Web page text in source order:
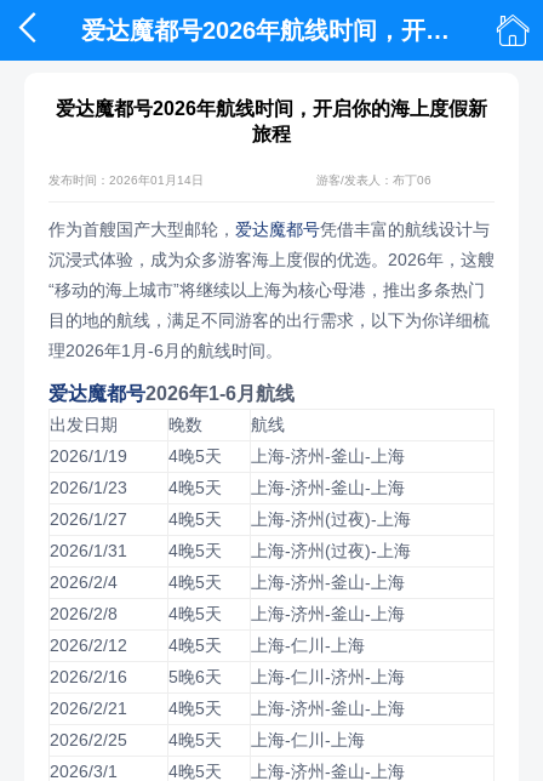
 爱达魔都号2026年航线时间，开启你的海上度假新旅程 
爱达魔都号2026年航线时间，开启你的海上度假新
旅程
发布时间：2026年01月14日 游客/发表人：布丁06
作为首艘国产大型邮轮， 爱达魔都号凭借丰富的航线设计与
沉浸式体验，成为众多游客海上度假的优选。2026年，这艘
“移动的海上城市”将继续以上海为核心母港，推出多条热门
目的地的航线，满足不同游客的出行需求，以下为你详细梳
理2026年1月-6月的航线时间。
爱达魔都号2026年1-6月航线
出发日期 晚数
航线
2026/1/19
4晚5天
上海-济州-釜山-上海
2026/1/23
4晚5天
上海-济州-釜山-上海
2026/1/27
4晚5天
上海-济州(过夜)-上海
2026/1/31
4晚5天
上海-济州(过夜)-上海
2026/2/4
4晚5天
上海-济州-釜山-上海
2026/2/8
4晚5天
上海-济州-釜山-上海
2026/2/12
4晚5天
上海-仁川-上海
2026/2/16
5晚6天
上海-仁川-济州-上海
2026/2/21
4晚5天
上海-济州-釜山-上海
2026/2/25
4晚5天
上海-仁川-上海
2026/3/1
4晚5天
上海-济州-釜山-上海